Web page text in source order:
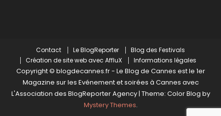
Contact Le BlogReporter
Blog des Festivals
Création de site web avec AffluX
Informations légales
Copyright © blogdecannes.fr - Le Blog de Cannes est le 1er
Magazine sur les Evénement et soirées à Cannes avec
L'Association des BlogReporter Agency| Theme: Color Blog by
Mystery Themes.